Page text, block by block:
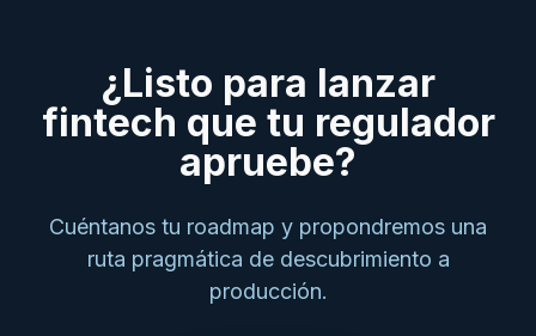
¿Listo para lanzar
fintech que tu regulador
apruebe?
Cuéntanos tu roadmap y propondremos una
ruta pragmática de descubrimiento a
producción.